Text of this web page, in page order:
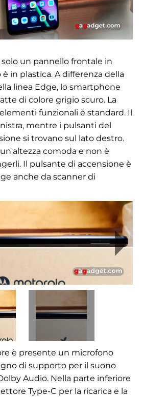
un pannello frontale in
in plastica. A differenza della
linea Edge, lo smartphone
di colore grigio scuro. La
funzionali è standard. Il
mentre i pulsanti del
si trovano sul lato destro.
comoda e non è
Il pulsante di accensione è
anche da scanner di
è presente un microfono
di supporto per il suono
Audio. Nella parte inferiore
Type-C per la ricarica e la